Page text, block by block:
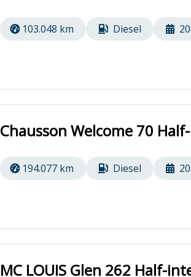
103.048 km Diesel
Chausson Welcome 70
194.077 km Diesel
MC LOUIS Glen 262 Half-